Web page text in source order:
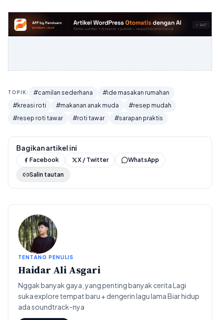
TOPIK: #camilan sederhana
#ide masakan rumahan
#kreasi roti
#makanan anak muda
#resep mudah
#resep roti tawar
#roti tawar #sarapan praktis
Bagikan artikel ini
Facebook X / Twitter
WhatsApp
Salin tautan
TENTANG PENULIS
Haidar Ali Asgari
Nggak banyak gaya, yang penting banyak cerita Lagi
suka explore tempat baru + dengerin lagu lama Biar hidup
ada soundtrack-nya